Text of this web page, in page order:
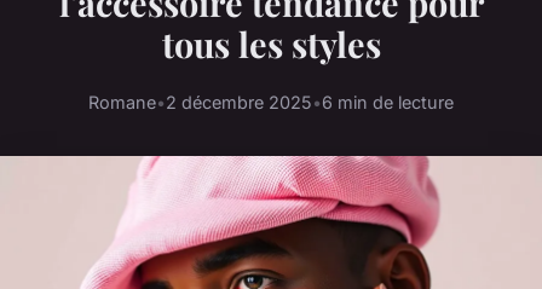
tous les styles
Romane•2 décembre 2025•6 min de lecture